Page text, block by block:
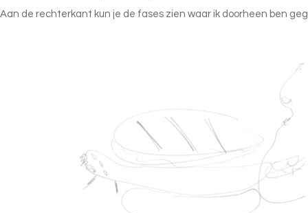
Aan de rechterkant kun je de fases zien waar ik doorheen ben